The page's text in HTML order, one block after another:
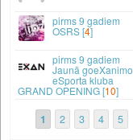
9 gadiem
OSRS [4]
9 gadiem
Jaunā goeXanimo
eSporta kluba
GRAND OPENING [10]
1 2 3 4 5